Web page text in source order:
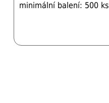
minimální balení: 500 ks